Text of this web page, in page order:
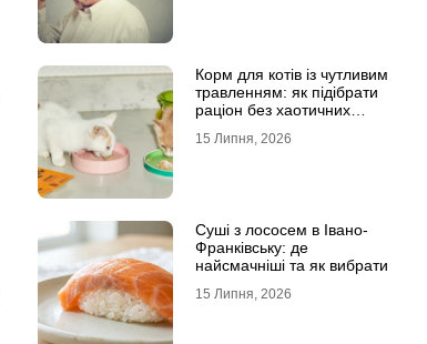
Корм для котів із чутливим
травленням: як підібрати
раціон без хаотичних
15 Липня, 2026
Суші з лососем в Івано-
Франківську: де
найсмачніші та як вибрати
15 Липня, 2026